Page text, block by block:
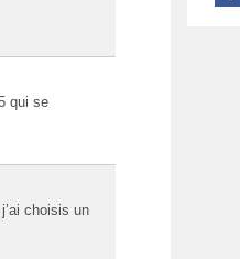
qui se
choisis un